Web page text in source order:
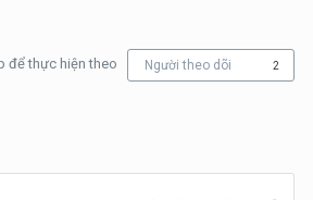
để thực hiện theo Người theo dõi 2